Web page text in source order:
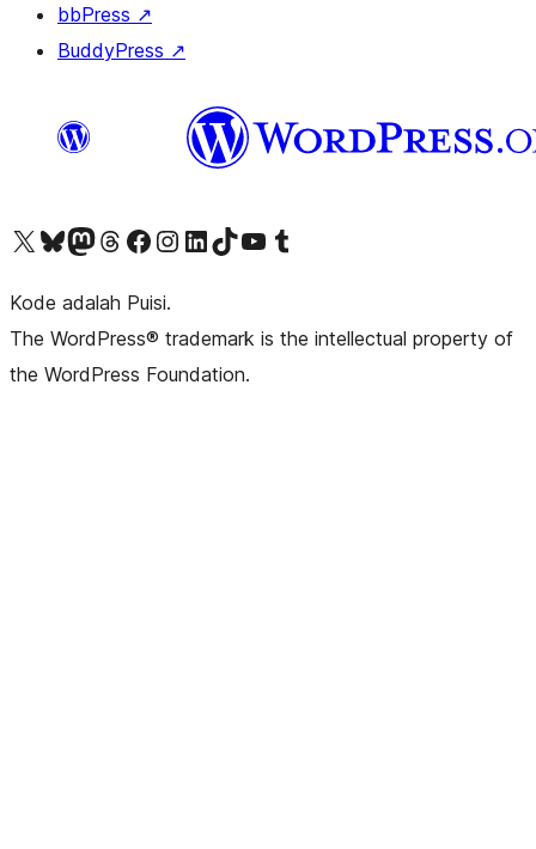
bbPress ↗
BuddyPress ↗
Kunjungi akun X (sebelumnya Twitter) kamiVisit our Bluesky account
Kunjungi akun Mastodon kami
Visit our Threads account
Kunjungi halaman Facebook kamiKunjungi akun Instagram kamiKunjungi akun LinkedIn kami
Visit our TikTok account
Kunjungi channel YouTube kamiVisit our Tumblr account
Kode adalah Puisi.
The WordPress® trademark is the intellectual property of
the WordPress Foundation.